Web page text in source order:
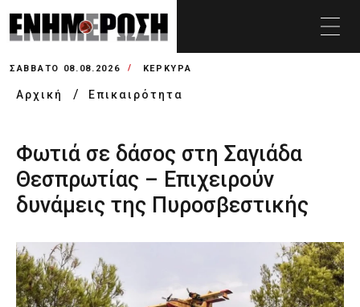
ΣΆΒΒΑΤΟ 08.08.2026 ΚΕΡΚΥΡΑ
Αρχική Επικαιρότητα
Φωτιά σε δάσος στη Σαγιάδα
Θεσπρωτίας – Επιχειρούν
δυνάμεις της Πυροσβεστικής